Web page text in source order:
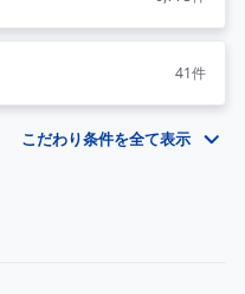
41件
こだわり条件を全て表示